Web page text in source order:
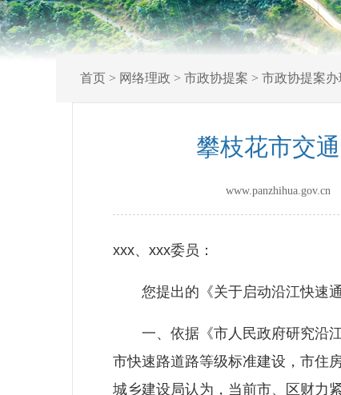
首页> 网络理政 > 市政协提案 > 市政协提案
攀枝花市交
xxx、xxx委员：
您提出的《关于启动沿江快速通
一、依据《市人民政府研究沿江
市快速路道路等级标准建设，市住
城乡建设局认为，当前市、区财力